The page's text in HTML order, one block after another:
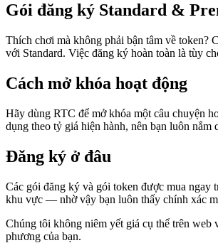
Gói đăng ký Standard &
Thích chơi mà không phải bận tâm về token?
với Standard. Việc đăng ký hoàn toàn là tùy
Cách mở khóa hoạt động
Hãy dùng RTC để mở khóa một câu chuyện
dụng theo tỷ giá hiện hành, nên bạn luôn nắm
Đăng ký ở đâu
Các gói đăng ký và gói token được mua ngay
khu vực — nhờ vậy bạn luôn thấy chính xác
Chúng tôi không niêm yết giá cụ thể trên
phương của bạn.